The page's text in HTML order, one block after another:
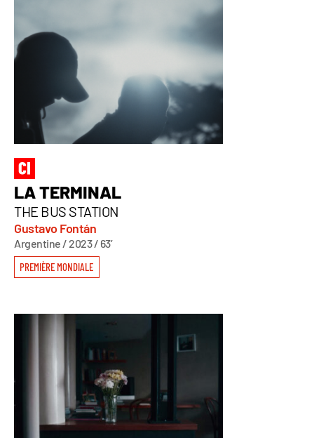
LA TERMINAL
THE BUS STATION
Gustavo Fontán
Argentine / 2023 / 63’
PREMIÈRE MONDIALE